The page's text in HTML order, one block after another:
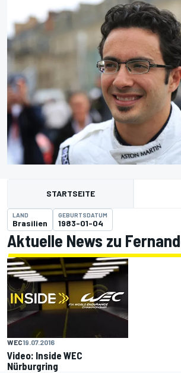
STARTSEITE
LAND
Brasilien
GEBURTSDATUM
1983-01-04
Aktuelle News zu
WEC19.07.2016
Video: Inside WEC
Nürburgring